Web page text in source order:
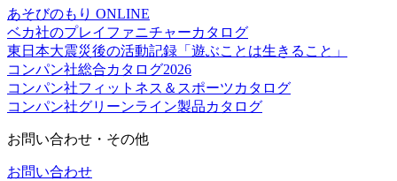
あそびのもり ONLINE
ベカ社のプレイファニチャーカタログ
東日本大震災後の活動記録「遊ぶことは生きること」
コンパン社総合カタログ2026
コンパン社フィットネス＆スポーツカタログ
コンパン社グリーンライン製品カタログ
お問い合わせ・その他
お問い合わせ